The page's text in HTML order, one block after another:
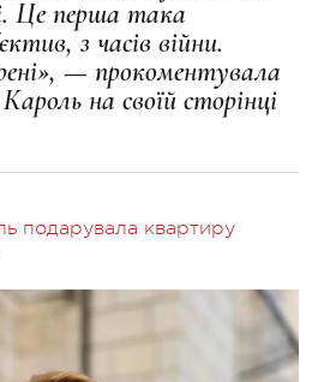
Це перша така
з часів війни.
— прокоментувала
на своїй сторінці
подарувала квартиру